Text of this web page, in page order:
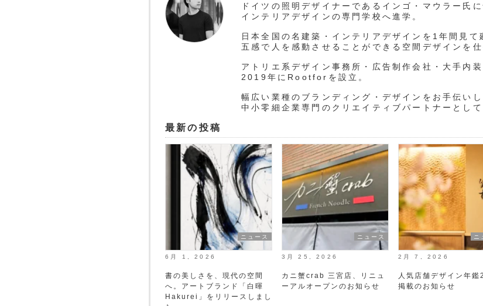
ドイツの照明デザイナーであるインゴ・マウラー氏に
インテリアデザインの専門学校へ進学。
日本全国の名建築・インテリアデザインを1年間見て
五感で人を感動させることができる空間デザインを
アトリエ系デザイン事務所・広告制作会社・大手内
2019年にRootforを設立。
幅広い業種のブランディング・デザインをお手伝い
中小零細企業専門のクリエイティブパートナーとし
最新の投稿
ニュース
6月 1, 2026
書の美しさを、現代の空間
へ。アートブランド「白暉
Hakurei」をリリースしまし
ニュース
3月 25, 2026
カニ蟹crab 三宮店、リニュ
ーアルオープンのお知らせ
ニ
2月 7, 2026
人気店舗デザイン年鑑
掲載のお知らせ